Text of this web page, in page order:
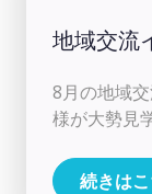
地域交流
8月の地域
様が大勢見
続きは